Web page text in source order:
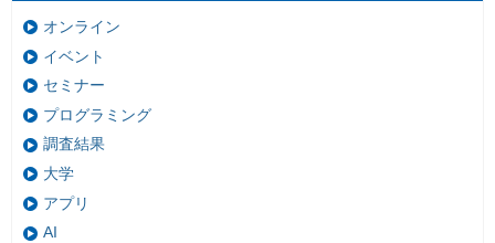
オンライン
イベント
セミナー
プログラミング
調査結果
大学
アプリ
AI